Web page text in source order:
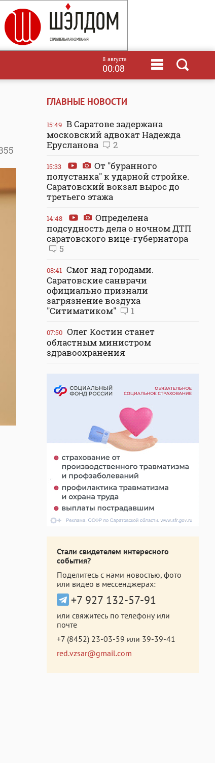
8 августа
00:08
ГЛАВНЫЕ НОВОСТИ
15:49 В Саратове задержана
московский адвокат Надежда
Ерусланова
2
15:33
От "буранного
полустанка" к ударной стройке.
Саратовский вокзал вырос до
третьего этажа
14:48
Определена
подсудность дела о ночном ДТП
саратовского вице-губернатора
5
08:41 Смог над городами.
Саратовские санврачи
официально признали
загрязнение воздуха
"Ситиматиком"
1
07:50 Олег Костин станет
областным министром
здравоохранения
Стали свидетелем интересного
события?
Поделитесь с нами новостью, фото
или видео в мессенджерах:
+7 927 132-57-91
или свяжитесь по телефону или
почте
+7 (8452) 23-03-59 или 39-39-41
red.vzsar@gmail.com